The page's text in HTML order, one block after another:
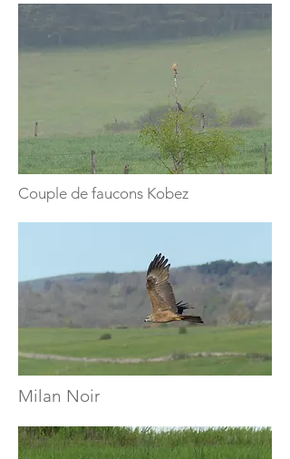
Couple de faucons Kobez
Milan Noir